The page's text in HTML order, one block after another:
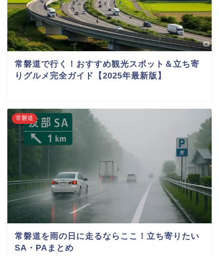
常磐道で行く！おすすめ観光スポット＆立ち寄
りグルメ完全ガイド【2025年最新版】
常磐道
常磐道を雨の日に走るならここ！立ち寄りたい
SA・PAまとめ